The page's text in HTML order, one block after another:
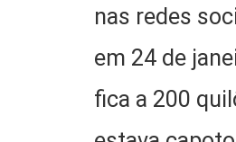
nas redes
em 24 de
fica a 200